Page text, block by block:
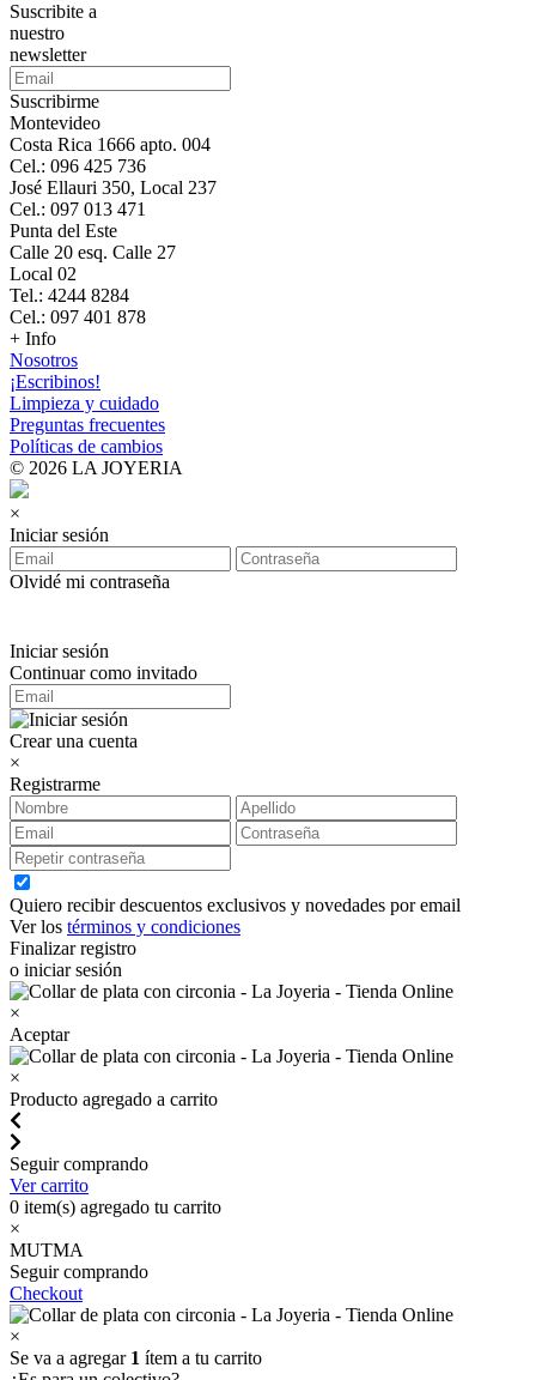
Suscribite a
nuestro
newsletter
Suscribirme
Montevideo
Costa Rica 1666 apto. 004
Cel.: 096 425 736
José Ellauri 350, Local 237
Cel.: 097 013 471
Punta del Este
Calle 20 esq. Calle 27
Local 02
Tel.: 4244 8284
Cel.: 097 401 878
+ Info
Nosotros
¡Escribinos!
Limpieza y cuidado
Preguntas frecuentes
Políticas de cambios
© 2026 LA JOYERIA
×
Iniciar sesión
Olvidé mi contraseña
Iniciar sesión
Continuar como invitado
Crear una cuenta
×
Registrarme
Quiero recibir descuentos exclusivos y novedades por email
Ver los términos y condiciones
Finalizar registro
o iniciar sesión
×
Aceptar
×
Producto agregado a carrito
Seguir comprando
Ver carrito
0 item(s) agregado tu carrito
×
MUTMA
Seguir comprando
Checkout
×
Se va a agregar 1 ítem a tu carrito